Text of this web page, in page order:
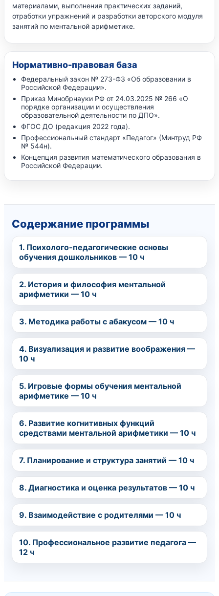
материалами, выполнения практических заданий,
отработки упражнений и разработки авторского модуля
занятий по ментальной арифметике.
Нормативно-правовая база
Федеральный закон № 273-ФЗ «Об образовании в
Российской Федерации».
Приказ Минобрнауки РФ от 24.03.2025 № 266 «О
порядке организации и осуществления
образовательной деятельности по ДПО».
ФГОС ДО (редакция 2022 года).
Профессиональный стандарт «Педагог» (Минтруд РФ
№ 544н).
Концепция развития математического образования в
Российской Федерации.
Содержание программы
1. Психолого-педагогические основы
обучения дошкольников — 10 ч
2. История и философия ментальной
арифметики — 10 ч
3. Методика работы с абакусом — 10 ч
4. Визуализация и развитие воображения —
10 ч
5. Игровые формы обучения ментальной
арифметике — 10 ч
6. Развитие когнитивных функций
средствами ментальной арифметики — 10 ч
7. Планирование и структура занятий — 10 ч
8. Диагностика и оценка результатов — 10 ч
9. Взаимодействие с родителями — 10 ч
10. Профессиональное развитие педагога —
12 ч